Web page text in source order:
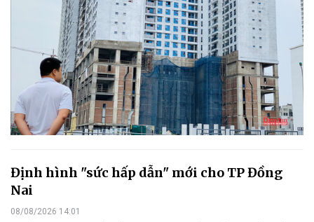
Định hình "sức hấp dẫn" mới cho TP Đồng
Nai
08/08/2026 14:01